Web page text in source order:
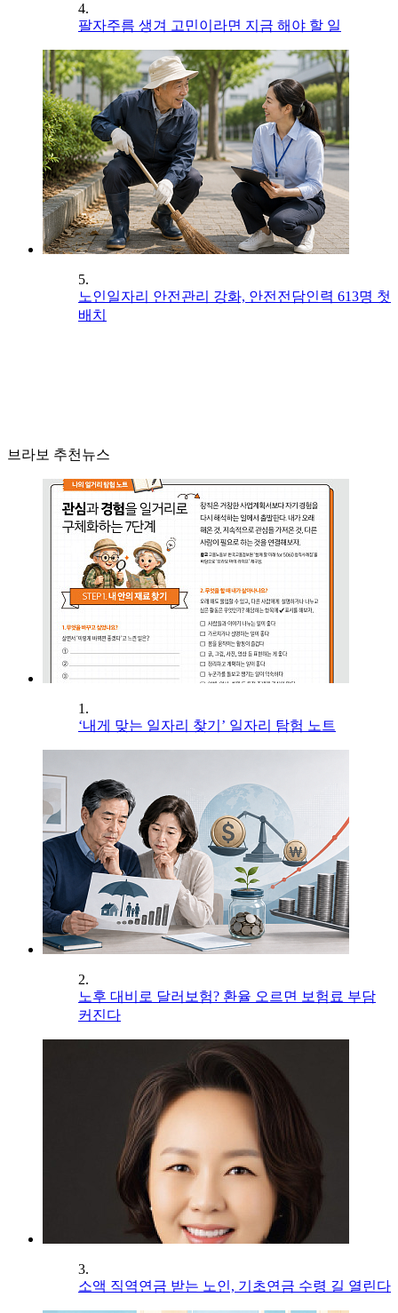
4.
팔자주름 생겨 고민이라면 지금 해야 할 일
5.
노인일자리 안전관리 강화, 안전전담인력 613명 첫
배치
브라보 추천뉴스
1.
‘내게 맞는 일자리 찾기’ 일자리 탐험 노트
2.
노후 대비로 달러보험? 환율 오르면 보험료 부담
커진다
3.
소액 직역연금 받는 노인, 기초연금 수령 길 열린다